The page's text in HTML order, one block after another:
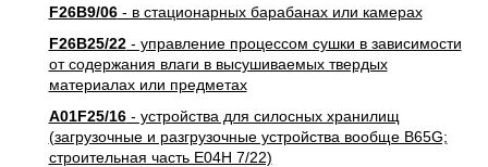
F26B9/06- в стационарных барабанах или камерах
F26B25/22- управление процессом сушки в зависимости
от содержания влаги в высушиваемых твердых
материалах или предметах
A01F25/16- устройства для силосных хранилищ
(загрузочные и разгрузочные устройства вообще B65G;
строительная часть E04H 7/22)